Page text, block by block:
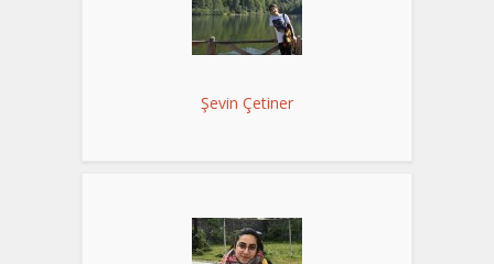
Şevin Çetiner